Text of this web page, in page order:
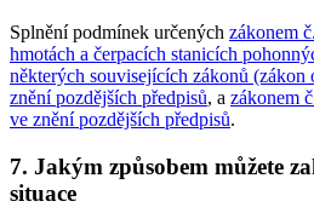
Splnění podmínek určených zákonem
hmotách a čerpacích stanicích
některých souvisejících zákonů (zákon
znění pozdějších předpisů, a zákonem
ve znění pozdějších předpisů.
7. Jakým způsobem můžete
situace